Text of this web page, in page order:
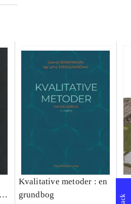
Kvalitative metoder : en
grundbog